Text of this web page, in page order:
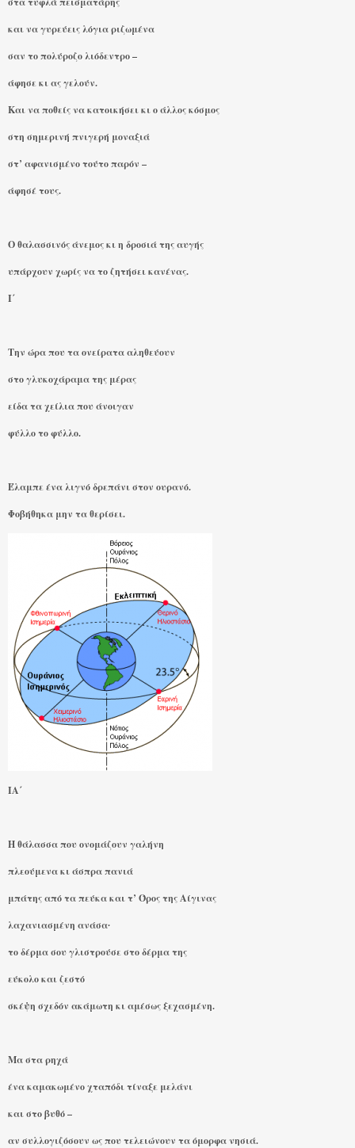
και να γυρεύεις λόγια ριζωμένα
σαν το πολύροζο λιόδεντρο –
άφησε κι ας γελούν.
Και να ποθείς να κατοικήσει κι ο άλλος κόσμος
στη σημερινή πνιγερή μοναξιά
στ’ αφανισμένο τούτο παρόν –
άφησέ τους.
Ο θαλασσινός άνεμος κι η δροσιά της αυγής
υπάρχουν χωρίς να το ζητήσει κανένας.
Ι΄
Την ώρα που τα ονείρατα αληθεύουν
στο γλυκοχάραμα της μέρας
είδα τα χείλια που άνοιγαν
φύλλο το φύλλο.
Έλαμπε ένα λιγνό δρεπάνι στον ουρανό.
Φοβήθηκα μην τα θερίσει.
ΙΑ΄
Η θάλασσα που ονομάζουν γαλήνη
πλεούμενα κι άσπρα πανιά
μπάτης από τα πεύκα και τ’ Όρος της Αίγινας
λαχανιασμένη ανάσα∙
το δέρμα σου γλιστρούσε στο δέρμα της
εύκολο και ζεστό
σκέψη σχεδόν ακάμωτη κι αμέσως ξεχασμένη.
Μα στα ρηχά
ένα καμακωμένο χταπόδι τίναξε μελάνι
και στο βυθό –
αν συλλογιζόσουν ως που τελειώνουν τα όμορφα νησιά.